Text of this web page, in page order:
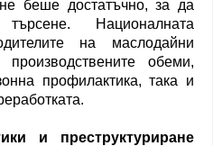
беше достатъчно, за да
Националната
на маслодайни
обеми,
профилактика, така и
и преструктуриране